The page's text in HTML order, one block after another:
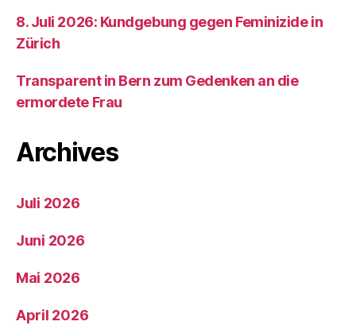
8. Juli 2026: Kundgebung gegen Feminizide in
Zürich
Transparent in Bern zum Gedenken an die
ermordete Frau
Archives
Juli 2026
Juni 2026
Mai 2026
April 2026